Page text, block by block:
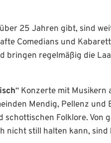
25 Jahren gibt, sind
Comedians und
bringen regelmäßig die
“ Konzerte mit Musikern
Mendig, Pellenz und
Folklore. Von
nicht still halten kann, sind